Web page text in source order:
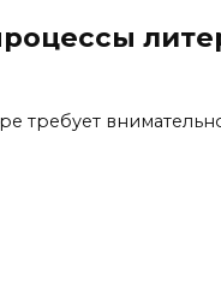
требует